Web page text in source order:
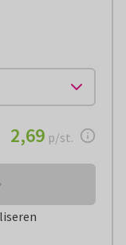
€ 2,69per stuk
2,69 p/st.